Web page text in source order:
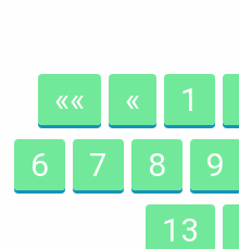
«« « 1
6
7 8 9
13